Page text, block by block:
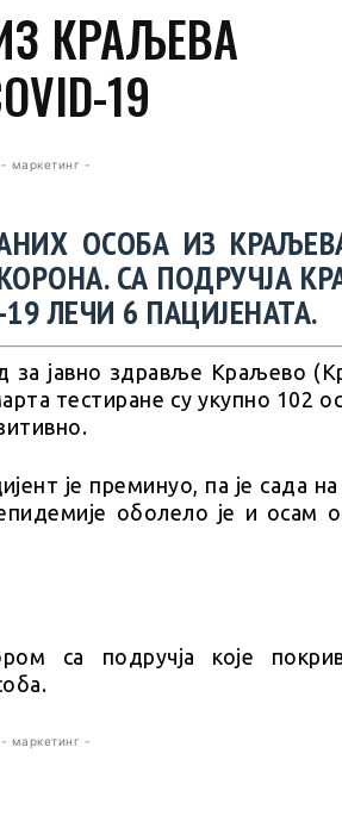
КРАЉЕВА
19
- маркетинг -
ОСОБА ИЗ
СА ПОДРУЧЈА
ЛЕЧИ 6 ПАЦИЈЕНАТА.
за јавно здравље Краљево
тестиране су укупно 102
је преминуо, па је сада
оболело је и осам
са подручја које
- маркетинг -